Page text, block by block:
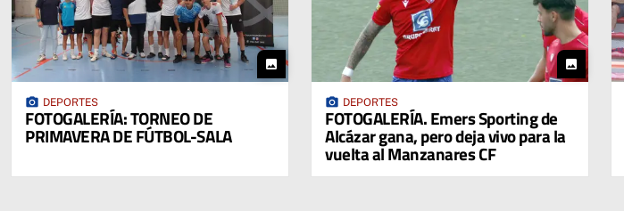
photo
photo_camera DEPORTES
FOTOGALERÍA: TORNEO DE
PRIMAVERA DE FÚTBOL-SALA
photo
photo_camera DEPORTES
FOTOGALERÍA. Emers Sporting de
Alcázar gana, pero deja vivo para la
vuelta al Manzanares CF